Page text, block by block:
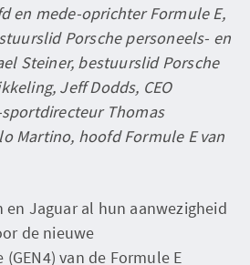
en mede-oprichter Formule E,
Porsche personeels- en
Steiner, bestuurslid Porsche
Jeff Dodds, CEO
Thomas
Martino, hoofd Formule E van
en Jaguar al hun aanwezigheid
de nieuwe
van de Formule E